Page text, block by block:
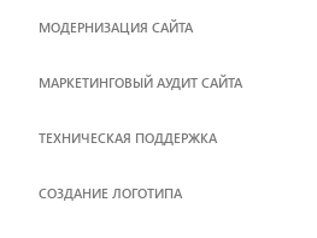
МОДЕРНИЗАЦИЯ САЙТА
МАРКЕТИНГОВЫЙ АУДИТ САЙТА
ТЕХНИЧЕСКАЯ ПОДДЕРЖКА
СОЗДАНИЕ ЛОГОТИПА